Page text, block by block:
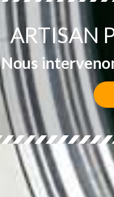
ARTISAN
Nous